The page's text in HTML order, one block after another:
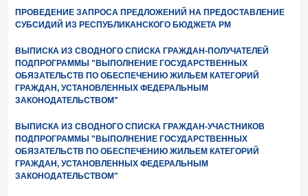
ПРОВЕДЕНИЕ ЗАПРОСА ПРЕДЛОЖЕНИЙ НА ПРЕДОСТАВЛЕНИЕ
СУБСИДИЙ ИЗ РЕСПУБЛИКАНСКОГО БЮДЖЕТА РМ
ВЫПИСКА ИЗ СВОДНОГО СПИСКА ГРАЖДАН-ПОЛУЧАТЕЛЕЙ
ПОДПРОГРАММЫ "ВЫПОЛНЕНИЕ ГОСУДАРСТВЕННЫХ
ОБЯЗАТЕЛЬСТВ ПО ОБЕСПЕЧЕНИЮ ЖИЛЬЕМ КАТЕГОРИЙ
ГРАЖДАН, УСТАНОВЛЕННЫХ ФЕДЕРАЛЬНЫМ
ЗАКОНОДАТЕЛЬСТВОМ"
ВЫПИСКА ИЗ СВОДНОГО СПИСКА ГРАЖДАН-УЧАСТНИКОВ
ПОДПРОГРАММЫ "ВЫПОЛНЕНИЕ ГОСУДАРСТВЕННЫХ
ОБЯЗАТЕЛЬСТВ ПО ОБЕСПЕЧЕНИЮ ЖИЛЬЕМ КАТЕГОРИЙ
ГРАЖДАН, УСТАНОВЛЕННЫХ ФЕДЕРАЛЬНЫМ
ЗАКОНОДАТЕЛЬСТВОМ"